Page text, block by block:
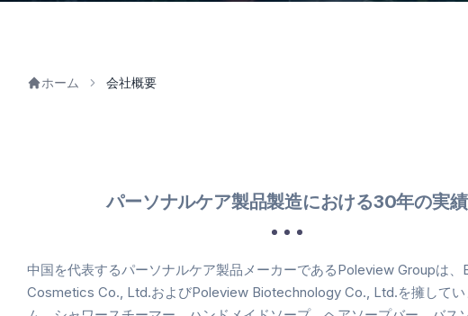
ホーム 会社概要
パーソナルケア製品製造における30年の実績
中国を代表するパーソナルケア製品メーカーであるPoleview Groupは、
Cosmetics Co., Ltd.およびPoleview Biotechnology Co., Ltd.を擁してい